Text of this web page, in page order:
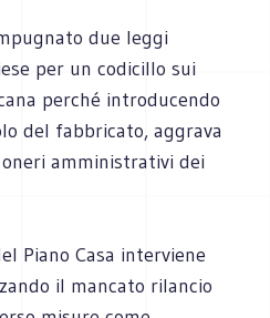
due leggi
per un codicillo sui
perché introducendo
del fabbricato, aggrava
amministrativi dei
Piano Casa interviene
il mancato rilancio